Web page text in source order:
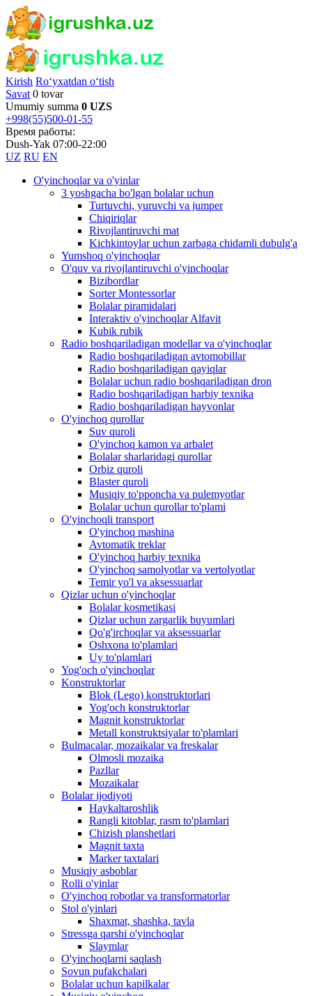
Kirish Ro‘yxatdan o‘tish
Savat 0 tovar
Umumiy summa 0 UZS
+998(55)500-01-55
Время работы:
Dush-Yak 07:00-22:00
UZ RU EN
O'yinchoqlar va o'yinlar
3 yoshgacha bo'lgan bolalar uchun
Turtuvchi, yuruvchi va jumper
Chiqiriqlar
Rivojlantiruvchi mat
Kichkintoylar uchun zarbaga chidamli dubulg'a
Yumshoq o'yinchoqlar
O'quv va rivojlantiruvchi o'yinchoqlar
Bizibordlar
Sorter Montessorlar
Bolalar piramidalari
Interaktiv o'yinchoqlar Alfavit
Kubik rubik
Radio boshqariladigan modellar va o'yinchoqlar
Radio boshqariladigan avtomobillar
Radio boshqariladigan qayiqlar
Bolalar uchun radio boshqariladigan dron
Radio boshqariladigan harbiy texnika
Radio boshqariladigan hayvonlar
O'yinchoq qurollar
Suv quroli
O'yinchoq kamon va arbalet
Bolalar sharlaridagi qurollar
Orbiz quroli
Blaster quroli
Musiqiy to'pponcha va pulemyotlar
Bolalar uchun qurollar to'plami
O'yinchoqli transport
O'yinchoq mashina
Avtomatik treklar
O'yinchoq harbiy texnika
O'yinchoq samolyotlar va vertolyotlar
Temir yo'l va aksessuarlar
Qizlar uchun o'yinchoqlar
Bolalar kosmetikasi
Qizlar uchun zargarlik buyumlari
Qo'g'irchoqlar va aksessuarlar
Oshxona to'plamlari
Uy to'plamlari
Yog'och o'yinchoqlar
Konstruktorlar
Blok (Lego) konstruktorlari
Yog'och konstruktorlar
Magnit konstruktorlar
Metall konstruktsiyalar to'plamlari
Bulmacalar, mozaikalar va freskalar
Olmosli mozaika
Pazllar
Mozaikalar
Bolalar ijodiyoti
Haykaltaroshlik
Rangli kitoblar, rasm to'plamlari
Chizish planshetlari
Magnit taxta
Marker taxtalari
Musiqiy asboblar
Rolli o'yinlar
O'yinchoq robotlar va transformatorlar
Stol o'yinlari
Shaxmat, shashka, tavla
Stressga qarshi o'yinchoqlar
Slaymlar
O'yinchoqlarni saqlash
Sovun pufakchalari
Bolalar uchun kapilkalar